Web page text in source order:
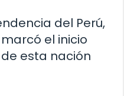
del Perú,
el inicio
esta nación